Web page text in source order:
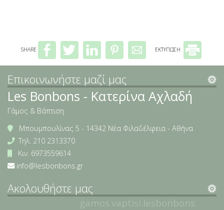
ΕΥΧΟΛΟΓΙΑ
SHARE ΕΚΤΥΠΩΣΗ
Επικοινωνήστε μαζί μας
Les Bonbons - Κατερίνα Αχλαδή
Γάμος & Βάπτιση
Μπουμπουλίνας 5 - 14342 Νέα Φιλαδέλφεια - Αθήνα
Τηλ. 210 2313370
Κιν. 6973559614
info@lesbonbons.gr
Ακολουθήστε μας
gamos.vaptisi.lesbonbons